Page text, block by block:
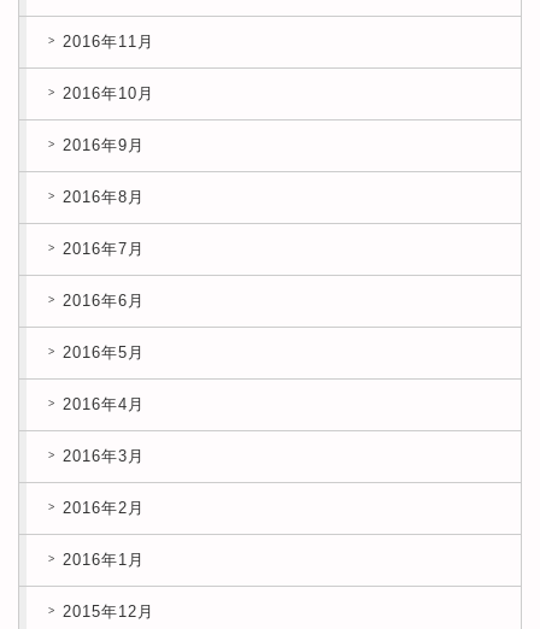
2016年11月
2016年10月
2016年9月
2016年8月
2016年7月
2016年6月
2016年5月
2016年4月
2016年3月
2016年2月
2016年1月
2015年12月